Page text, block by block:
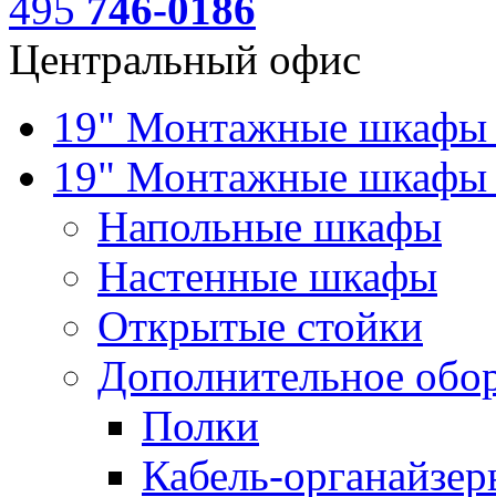
Центральный офис
19" Монтажные
19" Монтажные шкафы
Напольные шкафы
Настенные шкафы
Открытые стойки
Дополнительное
Полки
Кабель-